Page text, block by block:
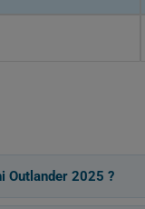
Outlander 2025 ?